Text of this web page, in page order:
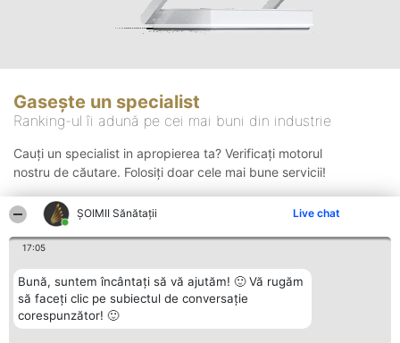
ŞOIMII Sănătații Live chat
17:05
Bună, suntem încântați să vă ajutăm! 🙂 Vă rugăm
să faceți clic pe subiectul de conversație
corespunzător! 🙂
Gasește un specialist
Ranking-ul îi adună pe cei mai buni din industrie
Cauți un specialist in apropierea ta? Verificați motorul
nostru de căutare. Folosiți doar cele mai bune servicii!